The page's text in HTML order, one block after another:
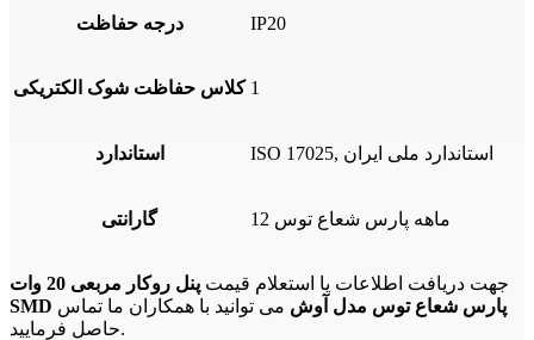
درجه حفاظت IP20
کلاس حفاظت شوک الکتریکی 1
استاندارد ISO 17025, استاندارد ملی ایران
گارانتی 12 ماهه پارس شعاع توس
جهت دریافت اطلاعات یا استعلام قیمت
پنل روکار مربعی 20 وات
SMD پارس شعاع توس مدل آوش می توانید با همکاران ما تماس
حاصل فرمایید.